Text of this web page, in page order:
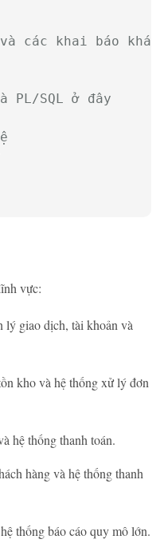
các khai báo khác
PL/SQL ở đây
vực:
lý giao dịch, tài khoản và
kho và hệ thống xử lý đơn
hệ thống thanh toán.
hàng và hệ thống thanh
thống báo cáo quy mô lớn.